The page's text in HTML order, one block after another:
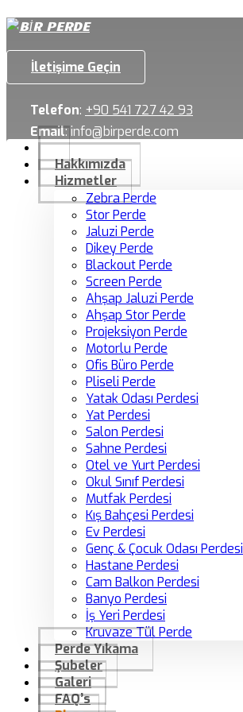
İletişime Geçin
Telefon: +90 541 727 42 93
Email:info@birperde.com
Hakkımızda
Hizmetler
Zebra Perde
Stor Perde
Jaluzi Perde
Dikey Perde
Blackout Perde
Screen Perde
Ahşap Jaluzi Perde
Ahşap Stor Perde
Projeksiyon Perde
Motorlu Perde
Ofis Büro Perde
Pliseli Perde
Yatak Odası Perdesi
Yat Perdesi
Salon Perdesi
Sahne Perdesi
Otel ve Yurt Perdesi
Okul Sınıf Perdesi
Mutfak Perdesi
Kış Bahçesi Perdesi
Ev Perdesi
Genç & Çocuk Odası Perdesi
Hastane Perdesi
Cam Balkon Perdesi
Banyo Perdesi
İş Yeri Perdesi
Kruvaze Tül Perde
Perde Yıkama
Şubeler
Galeri
FAQ’s